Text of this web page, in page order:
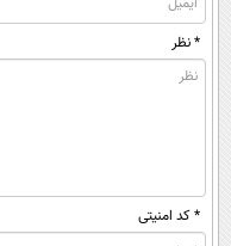
* نظر
* کد امنیتی